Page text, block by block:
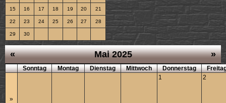
15 16 17 18 19 20 21
22 23 24 25 26 27 28
29 30
« »
Mai 2025
Sonntag Montag Dienstag Mittwoch Donnerstag
»
1 2